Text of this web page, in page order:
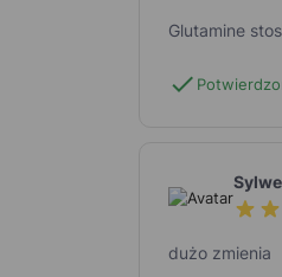
Glutamine
check
dużo zmienia